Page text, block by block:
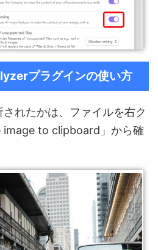
プラグインの使い方
れたかは、ファイルを右ク
image to clipboard」から確